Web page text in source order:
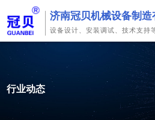
济南冠贝机械设备制造
设备设计、安装调试、技术支持
行业动态